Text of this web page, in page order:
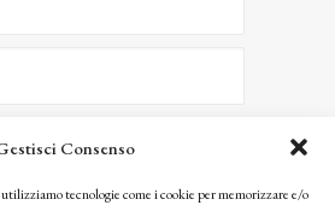
Consenso
tecnologie come i cookie per memorizzare e/o
ISCRIVITI